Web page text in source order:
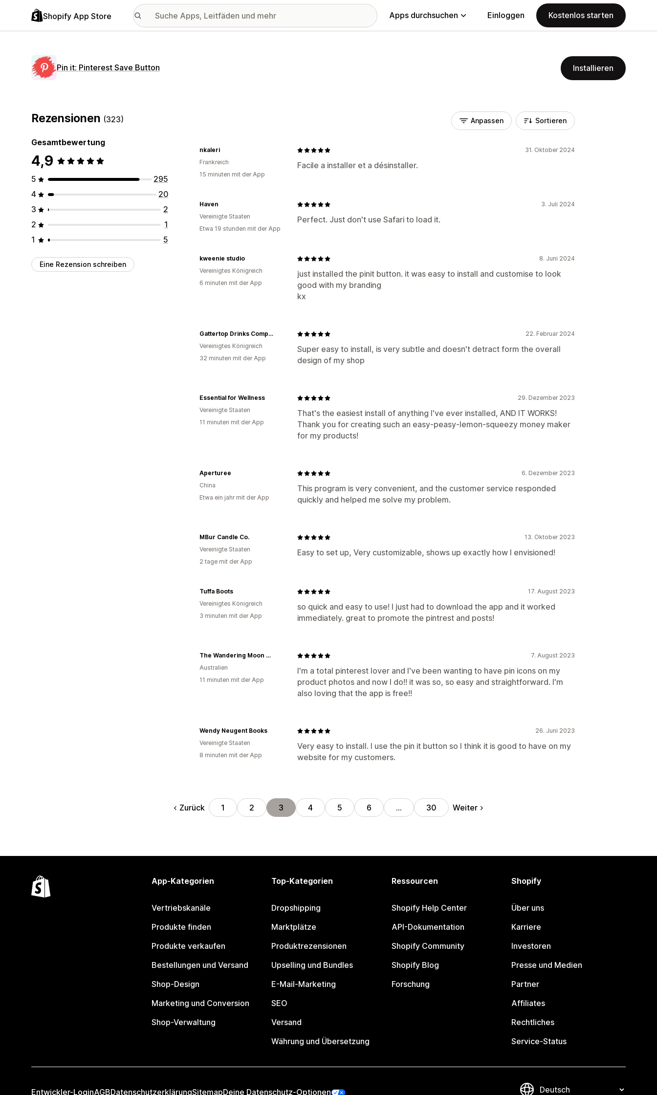
Shopify App Store Apps durchsuchen Einloggen Kostenlos starten
Pin it: Pinterest Save Button Installieren
Rezensionen (323)
Gesamtbewertung
4,9
5
295
4
20
3
2
2
1
1
5
Eine Rezension schreiben
Anpassen Sortieren
31. Oktober 2024
Facile a installer et a désinstaller.
nkaleri
Frankreich
15 minuten mit der App
3. Juli 2024
Perfect. Just don't use Safari to load it.
Haven
Vereinigte Staaten
Etwa 19 stunden mit der App
8. Juni 2024
just installed the pinit button. it was easy to install and customise to look
good with my branding
kx
kweenie studio
Vereinigtes Königreich
6 minuten mit der App
22. Februar 2024
Super easy to install, is very subtle and doesn't detract form the overall
design of my shop
Gattertop Drinks Company
Vereinigtes Königreich
32 minuten mit der App
29. Dezember 2023
That's the easiest install of anything I've ever installed, AND IT WORKS!
Thank you for creating such an easy-peasy-lemon-squeezy money maker
for my products!
Essential for Wellness
Vereinigte Staaten
11 minuten mit der App
6. Dezember 2023
This program is very convenient, and the customer service responded
quickly and helped me solve my problem.
Aperturee
China
Etwa ein jahr mit der App
13. Oktober 2023
Easy to set up, Very customizable, shows up exactly how I envisioned!
MBur Candle Co.
Vereinigte Staaten
2 tage mit der App
17. August 2023
so quick and easy to use! I just had to download the app and it worked
immediately. great to promote the pintrest and posts!
Tuffa Boots
Vereinigtes Königreich
3 minuten mit der App
7. August 2023
I'm a total pinterest lover and I've been wanting to have pin icons on my
product photos and now I do!! it was so, so easy and straightforward. I'm
also loving that the app is free!!
The Wandering Moon Co.
Australien
11 minuten mit der App
26. Juni 2023
Very easy to install. I use the pin it button so I think it is good to have on my
website for my customers.
Wendy Neugent Books
Vereinigte Staaten
8 minuten mit der App
Zurück 1 2 3 4 5 6 … 30 Weiter
App-Kategorien
Vertriebskanäle
Produkte finden
Produkte verkaufen
Bestellungen und Versand
Shop-Design
Marketing und Conversion
Shop-Verwaltung
Top-Kategorien
Dropshipping
Marktplätze
Produktrezensionen
Upselling und Bundles
E-Mail-Marketing
SEO
Versand
Währung und Übersetzung
Ressourcen
Shopify Help Center
API-Dokumentation
Shopify Community
Shopify Blog
Forschung
Shopify
Über uns
Karriere
Investoren
Presse und Medien
Partner
Affiliates
Rechtliches
Service-Status
Entwickler-LoginAGBDatenschutzerklärungSitemapDeine Datenschutz-Optionen